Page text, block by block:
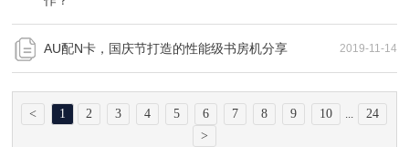
2019-11-14
AU配N卡，国庆节打造的性能级书房机分享
< 1 2 3 4 5 6 7 8 9 10 ...
24
>